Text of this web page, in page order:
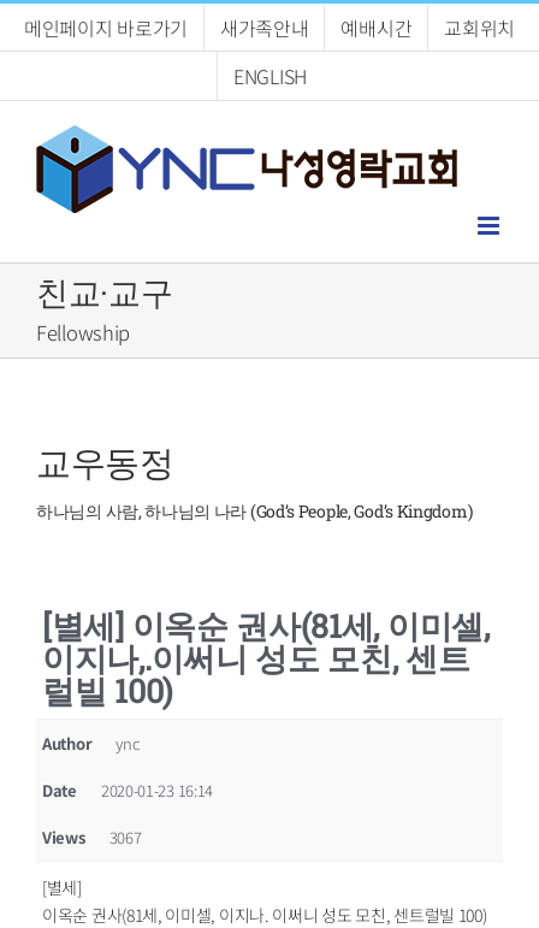
메인페이지 바로가기 새가족안내 예배시간
교회위치
ENGLISH
친교·교구
Fellowship
교우동정
하나님의 사람, 하나님의 나라 (God’s People, God’s Kingdom)
[별세] 이옥순 권사(81세, 이미셀,
이지나,.이써니 성도 모친, 센트
럴빌 100)
Author ync
Date 2020-01-23 16:14
Views 3067
[별세]
이옥순 권사(81세, 이미셀, 이지나. 이써니 성도 모친, 센트럴빌 100)